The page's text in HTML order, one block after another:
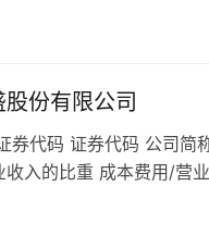
份有限公司
券代码 证券代码 公司简
收入的比重 成本费用/营